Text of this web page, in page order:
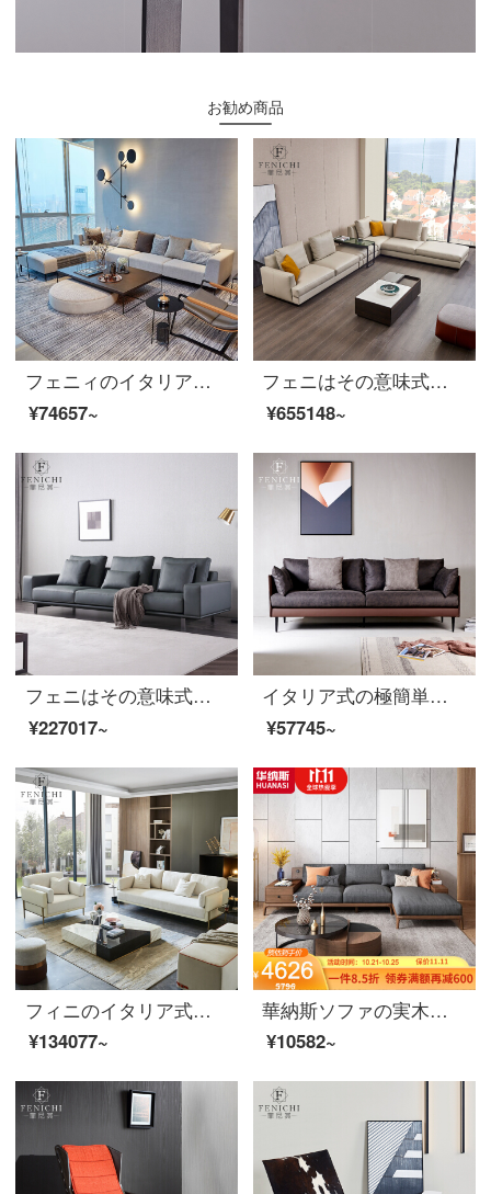
お勧め商品
フェニィのイタリア式は極簡単で贅沢な布芸ソファーの三人です。簡単で現代的な大戸型客間L型北欧式ソファ布芸【角回転ソファ】イタリア式は極簡単です。
¥74657~
フェニはその意味式が極めて簡単で、本革のソファーの大きな部屋型の客間に家具をセットしたものです。
¥655148~
フェニはその意味式が軽くて豪奢で、真皮のソファーの客間の皮の芸術の羽毛の4人の近代的なナpa皮質の家具の頭の階の牛皮の軟らかい包み【ソファー】の意味式はきわめて簡単です。
¥227017~
イタリア式の極簡単な砂の皮の芸術のソファーの柔らかい茶褐色の3人の位の北欧のins風の小さい家型のアイデアの客間の家具のイタリア式はきわめて簡単な4人です。
¥57745~
フィニのイタリア式の極略ソファー2020新型の皮布客間布芸の三人は白い、軽い、豪華なソファーのイタリア式の極簡シングル位+三人位に並んでいます。
¥134077~
華納斯ソファの実木ソファのリビングルームの小型本革ソファーのシングルソファーの北欧布芸の回転角ソファの深さと灰色のシートバッグ（P 20007 K）は単独で足を踏みます。
¥10582~